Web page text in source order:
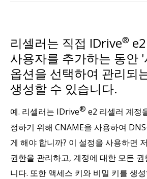
리셀러는 직접 IDrive®
사용자를 추가하는 동안
옵션을 선택하여 관리되
생성할 수 있습니다.
예. 리셀러는 IDrive® e2 리셀러 계정
정하기 위해 CNAME을 사용하여
게 해야 합니까? 이 설정을 사용하면
권한을 관리하고, 계정에 대한 모든
니다. 또한 액세스 키와 비밀 키를 생